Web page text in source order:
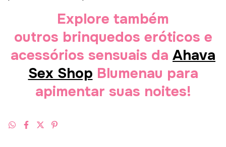
Explore também
outros brinquedos eróticos e
acessórios sensuais da Ahava
Sex Shop Blumenau para
apimentar suas noites!